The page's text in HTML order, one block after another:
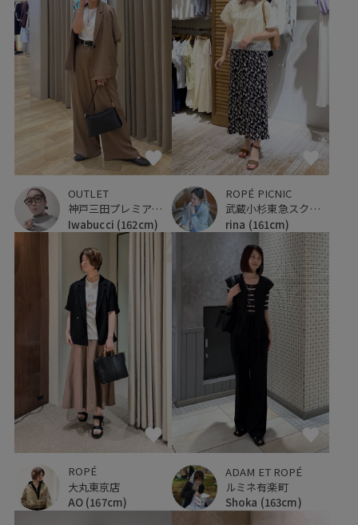
OUTLET
神戸三田プレミアム・アウトレット
Iwabucci (162cm)
ROPÉ PICNIC
武蔵小杉東急スクエア
rina (161cm)
ROPÉ
大丸東京店
AO (167cm)
ADAM ET ROPÉ
ルミネ有楽町
Shoka (163cm)